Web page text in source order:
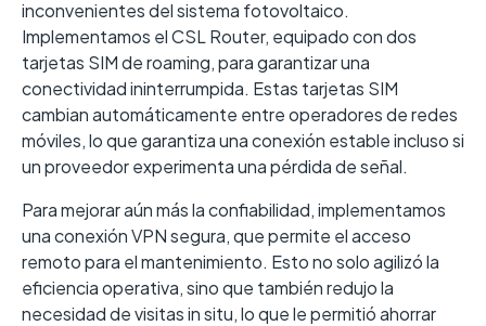
inconvenientes del sistema fotovoltaico.
Implementamos el CSL Router, equipado con dos
tarjetas SIM de roaming, para garantizar una
conectividad ininterrumpida. Estas tarjetas SIM
cambian automáticamente entre operadores de redes
móviles, lo que garantiza una conexión estable incluso si
un proveedor experimenta una pérdida de señal.
Para mejorar aún más la confiabilidad, implementamos
una conexión VPN segura, que permite el acceso
remoto para el mantenimiento. Esto no solo agilizó la
eficiencia operativa, sino que también redujo la
necesidad de visitas in situ, lo que le permitió ahorrar